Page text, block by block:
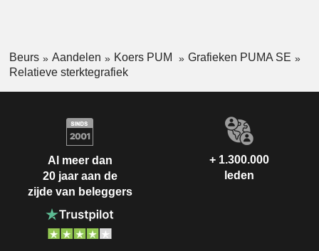
Beurs Aandelen Koers PUM
Grafieken PUMA SE
Relatieve sterktegrafiek
Al meer dan
20 jaar aan de
zijde van beleggers
+ 1.300.000
leden